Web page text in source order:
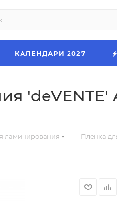
КАЛЕНДАРИ 2027
'deVENTE'
ламинирования — Пленка